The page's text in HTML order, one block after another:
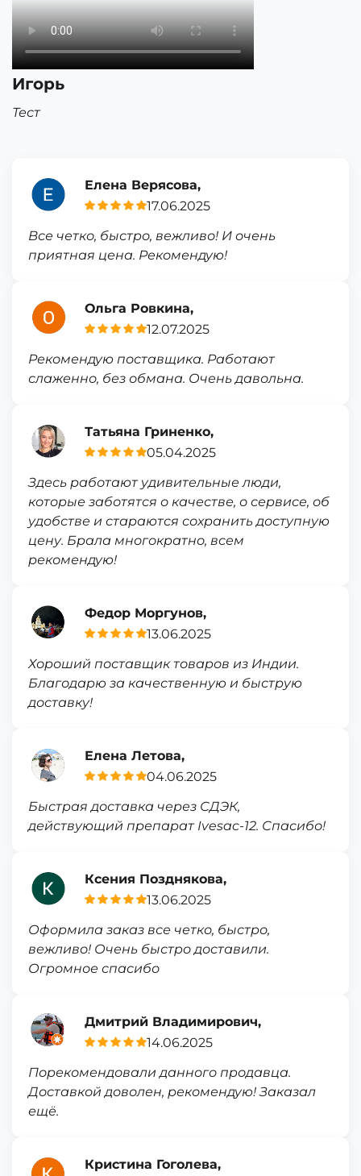
Игорь
Тест
Елена Верясова,
17.06.2025
Все четко, быстро, вежливо! И очень
приятная цена. Рекомендую!
Ольга Ровкина,
12.07.2025
Рекомендую поставщика. Работают
слаженно, без обмана. Очень давольна.
Татьяна Гриненко,
05.04.2025
Здесь работают удивительные люди,
которые заботятся о качестве, о сервисе, об
удобстве и стараются сохранить доступную
цену. Брала многократно, всем
рекомендую!
Федор Моргунов,
13.06.2025
Хороший поставщик товаров из Индии.
Благодарю за качественную и быструю
доставку!
Елена Летова,
04.06.2025
Быстрая доставка через СДЭК,
действующий препарат Ivesac-12. Спасибо!
Ксения Позднякова,
13.06.2025
Оформила заказ все четко, быстро,
вежливо! Очень быстро доставили.
Огромное спасибо
Дмитрий Владимирович,
14.06.2025
Порекомендовали данного продавца.
Доставкой доволен, рекомендую! Заказал
ещё.
Кристина Гоголева,